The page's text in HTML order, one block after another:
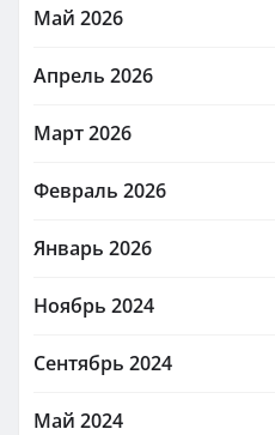
Май 2026
Апрель 2026
Март 2026
Февраль 2026
Январь 2026
Ноябрь 2024
Сентябрь 2024
Май 2024